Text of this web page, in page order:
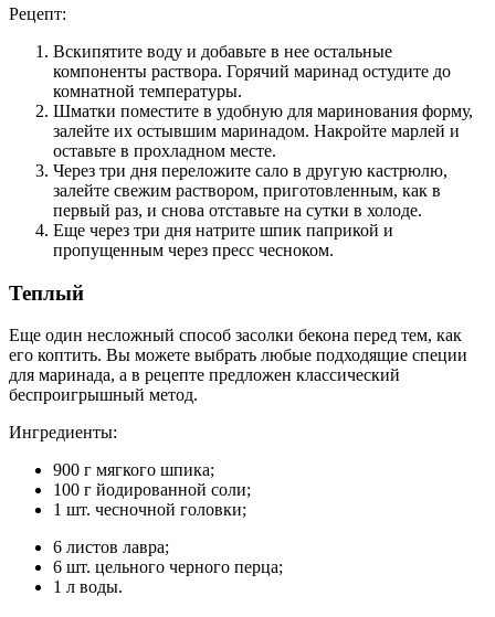
Рецепт:
Вскипятите воду и добавьте в нее остальные
компоненты раствора. Горячий маринад остудите до
комнатной температуры.
Шматки поместите в удобную для маринования форму,
залейте их остывшим маринадом. Накройте марлей и
оставьте в прохладном месте.
Через три дня переложите сало в другую кастрюлю,
залейте свежим раствором, приготовленным, как в
первый раз, и снова отставьте на сутки в холоде.
Еще через три дня натрите шпик паприкой и
пропущенным через пресс чесноком.
Теплый
Еще один несложный способ засолки бекона перед тем, как
его коптить. Вы можете выбрать любые подходящие специи
для маринада, а в рецепте предложен классический
беспроигрышный метод.
Ингредиенты:
900 г мягкого шпика;
100 г йодированной соли;
1 шт. чесночной головки;
6 листов лавра;
6 шт. цельного черного перца;
1 л воды.